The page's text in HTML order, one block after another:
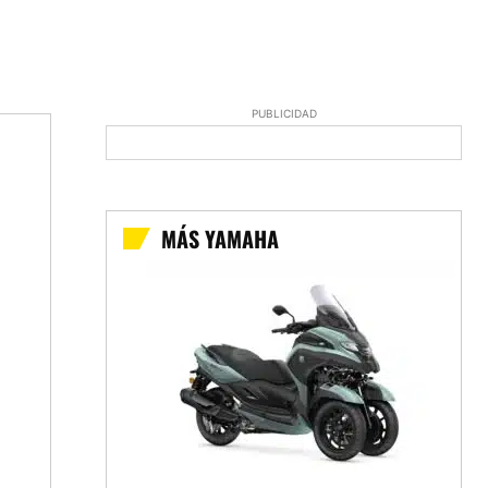
PUBLICIDAD
MÁS YAMAHA